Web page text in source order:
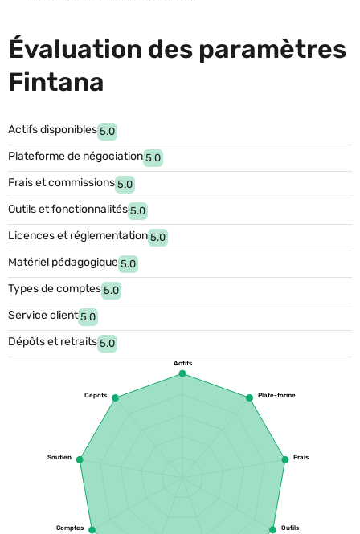
Évaluation des paramètres
Fintana
Actifs disponibles 5.0
Plateforme de négociation 5.0
Frais et commissions 5.0
Outils et fonctionnalités 5.0
Licences et réglementation 5.0
Matériel pédagogique 5.0
Types de comptes 5.0
Service client 5.0
Dépôts et retraits 5.0
Actifs
Plate-forme
Frais
Outils
Comptes
Soutien
Dépôts